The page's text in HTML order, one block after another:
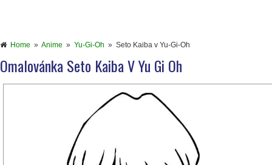
Home » Anime » Yu-Gi-Oh » Seto Kaiba v Yu-Gi-Oh
Omalovánka Seto Kaiba V Yu Gi Oh